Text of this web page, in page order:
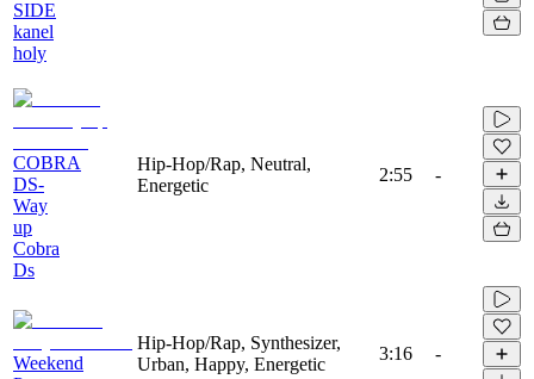
SIDE
kanel
holy
COBRA
DS-
Way
up
Cobra
Ds
Hip-Hop/Rap, Neutral,
Energetic
2:55 -
Weekend
Hip-Hop/Rap, Synthesizer,
Urban, Happy, Energetic
3:16 -